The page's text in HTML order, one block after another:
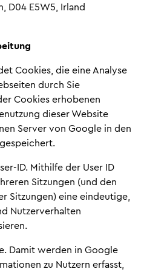
D04 E5W5, Irland
Cookies, die eine Analyse
durch Sie
Cookies erhobenen
dieser Website
Server von Google in den
ID. Mithilfe der User ID
Sitzungen (und den
Sitzungen) eine eindeutige,
Nutzerverhalten
Damit werden in Google
zu Nutzern erfasst,